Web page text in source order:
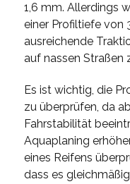
1,6 mm. Allerdings
einer Profiltiefe von
ausreichende
auf nassen Straßen
Es ist wichtig, die
zu überprüfen, da
Fahrstabilität
Aquaplaning
eines Reifens
dass es